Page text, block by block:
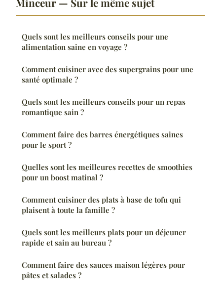
Quels sont les meilleurs conseils pour une
alimentation saine en voyage ?
Comment cuisiner avec des supergrains pour une
santé optimale ?
Quels sont les meilleurs conseils pour un repas
romantique sain ?
Comment faire des barres énergétiques saines
pour le sport ?
Quelles sont les meilleures recettes de smoothies
pour un boost matinal ?
Comment cuisiner des plats à base de tofu qui
plaisent à toute la famille ?
Quels sont les meilleurs plats pour un déjeuner
rapide et sain au bureau ?
Comment faire des sauces maison légères pour
pâtes et salades ?